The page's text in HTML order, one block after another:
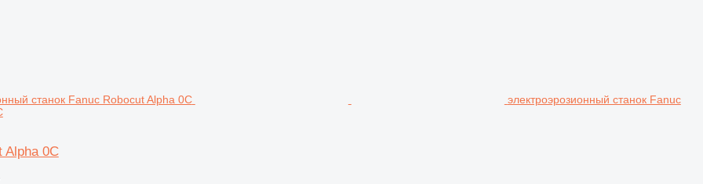
электроэрозионный станок Fanuc
Alpha 0C